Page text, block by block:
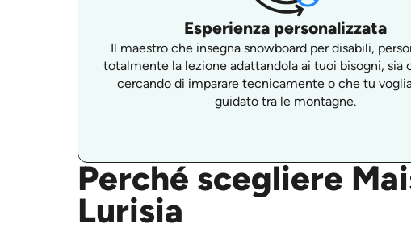
Esperienza personalizzata
Il maestro che insegna snowboard per disabili,
totalmente la lezione adattandola ai tuoi bisogni, sia
cercando di imparare tecnicamente o che tu
guidato tra le montagne.
Perché scegliere
Lurisia